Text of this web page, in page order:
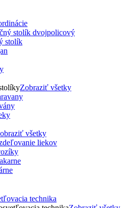
stolík
Zobraziť všetky
všetky
technika